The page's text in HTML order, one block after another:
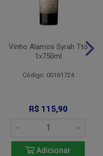
Vinho Alamos Syrah Tto
1x750ml
Código: 00161724
R$ 115,90
Adicionar